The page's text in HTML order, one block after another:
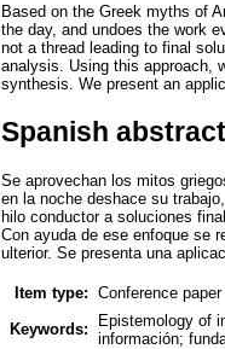
Based on the Greek myths of
the day, and undoes the work
not a thread leading to final
analysis. Using this approach,
synthesis. We present an
Spanish abstract
Se aprovechan los mitos
en la noche deshace su
hilo conductor a soluciones
Con ayuda de ese enfoque se
ulterior. Se presenta una
Item type: Conference paper
Keywords:
Epistemology of
información;